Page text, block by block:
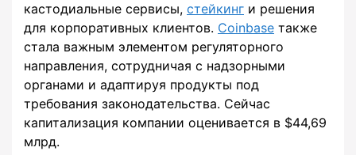
кастодиальные сервисы, стейкинг и решения
для корпоративных клиентов. Coinbase также
стала важным элементом регуляторного
направления, сотрудничая с надзорными
органами и адаптируя продукты под
требования законодательства. Сейчас
капитализация компании оценивается в $44,69
млрд.